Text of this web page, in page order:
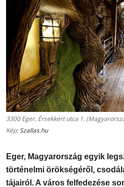
3300 Eger, Érsekkert utca 1.
Kép:Szallas.hu
Eger, Magyarország egyik
történelmi örökségéről,
tájairól. A város felfedezése